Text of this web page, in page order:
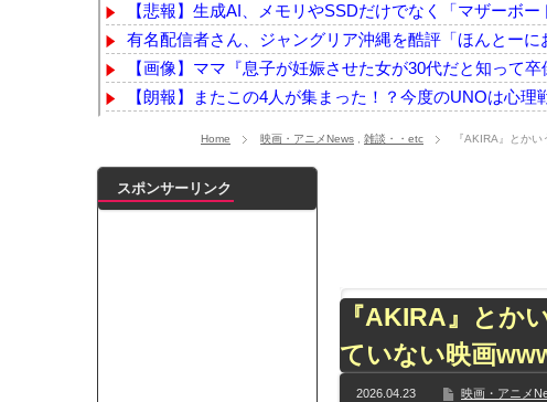
【悲報】生成AI、メモリやSSDだけでなく「マザーボ
有名配信者さん、ジャングリア沖縄を酷評「ほんとーに
【画像】ママ『息子が妊娠させた女が30代だと知って
【朗報】またこの4人が集まった！？今度のUNOは心理
【悲報】「果糖」が「がん転移」を促すと判明
【悲報】隣家の室外機、限界突破ｗｗｗｗｗ（画像あり）
【TWICE】サナが佐藤健とダブル主演の映画で演技に
【乃木坂】TIFで披露したストライキダンスが大バズリ‼
【速報】石破首相 大敗の責任「両院議員総会での意見や
【画像】色盲にはグレーにしか見えない事実がこちらｗ
Home 映画・アニメNews 雑談・・etc 『AKIRA』とか
『AKIRA』とか
ていない映画
2026.04.23 映画・アニメ
スポンサーリンク